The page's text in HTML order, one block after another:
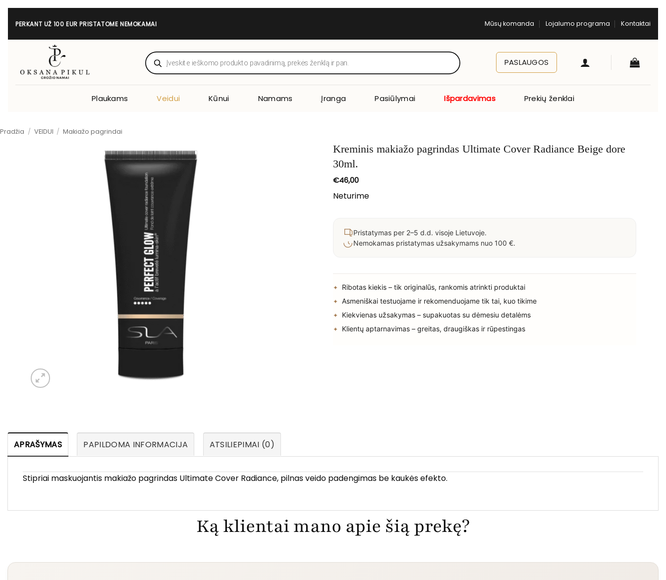
Skip
PERKANT UŽ 100 EUR PRISTATOME NEMOKAMAI Mūsų komanda Lojalumo programa Kontaktai
Products
search PASLAUGOS
Plaukams Veidui Kūnui Namams Įranga Pasiūlymai Išpardavimas Prekių ženklai
Pradžia / VEIDUI / Makiažo pagrindai
Kreminis makiažo pagrindas Ultimate Cover Radiance Beige dore
30ml.
€46,00
Neturime
Pristatymas per 2–5 d.d. visoje Lietuvoje.
Nemokamas pristatymas užsakymams nuo 100 €.
Ribotas kiekis – tik originalūs, rankomis atrinkti produktai
Asmeniškai testuojame ir rekomenduojame tik tai, kuo tikime
Kiekvienas užsakymas – supakuotas su dėmesiu detalėms
Klientų aptarnavimas – greitas, draugiškas ir rūpestingas
APRAŠYMAS PAPILDOMA INFORMACIJA ATSILIEPIMAI (0)
Stipriai maskuojantis makiažo pagrindas Ultimate Cover Radiance, pilnas veido padengimas be kaukės efekto.
Ką klientai mano apie šią prekę?